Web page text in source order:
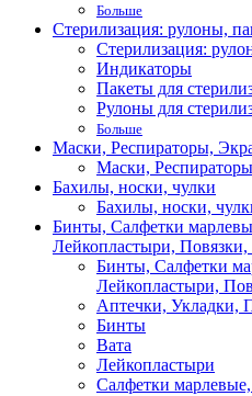
Больше
Стерилизация: рулоны,
Стерилизация:
Индикаторы
Пакеты для
Рулоны для
Больше
Маски, Респираторы,
Маски,
Бахилы, носки, чулки
Бахилы, носки,
Бинты, Салфетки
Лейкопластыри,
Бинты, Салфетки
Лейкопластыри,
Аптечки, Укладки,
Бинты
Вата
Лейкопластыри
Салфетки